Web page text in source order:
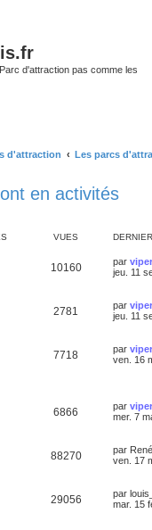
d'attraction pas comme les
d'attraction Les parcs
en activités
VUES
10160 par
jeu. 11
2781 par
jeu. 11
7718 par
ven. 16
6866 par
mer. 7
88270 par
ven. 17
29056 par
mar. 15